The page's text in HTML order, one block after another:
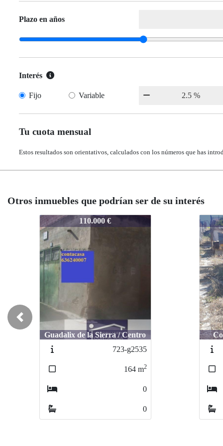
Plazo en años
Interés
Fijo Variable
Tu cuota mensual
Estos resultados son orientativos, calculados con los números que has
Otros inmuebles que podrían ser de su interés
1481-sr2947110.000 €
Guadalix de la Sierra / Centro
723-g2535
m 2
1481-
1481-
Previous